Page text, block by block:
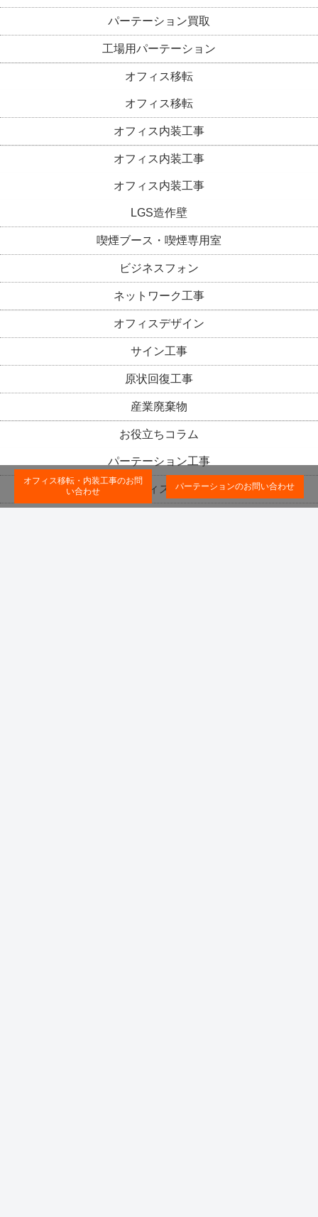
パーテーション買取
工場用パーテーション
オフィス移転
オフィス移転
オフィス内装工事
オフィス内装工事
オフィス内装工事
LGS造作壁
喫煙ブース・喫煙専用室
ビジネスフォン
ネットワーク工事
オフィスデザイン
サイン工事
原状回復工事
産業廃棄物
お役立ちコラム
パーテーション工事
オフィス移転
オフィス移転・内装工事のお問
い合わせ
パーテーションのお問い合わせ